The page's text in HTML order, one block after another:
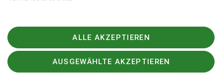
Deutscher Alpenverein (DAV) Friedrichshafen e.V.
Telefon +49754122361
ALLE AKZEPTIEREN
AUSGEWÄHLTE AKZEPTIEREN